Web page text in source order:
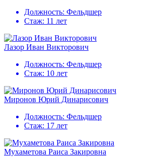
Должность: Фельдшер
Стаж: 11 лет
Лазор Иван Викторович
Должность: Фельдшер
Стаж: 10 лет
Миронов Юрий Динарисович
Должность: Фельдшер
Стаж: 17 лет
Мухаметова Раиса Закировна